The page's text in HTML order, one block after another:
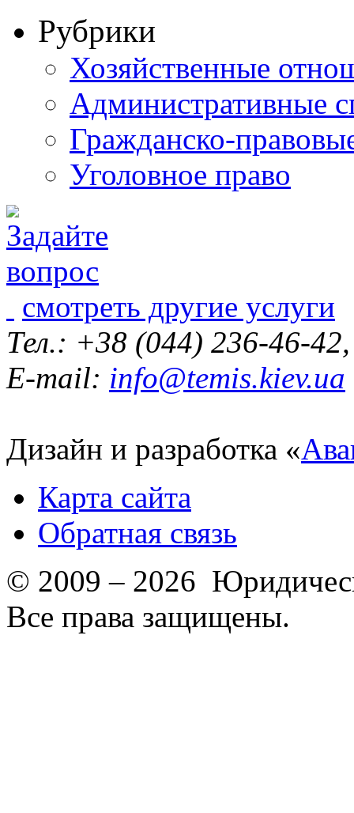
Рубрики
Хозяйственные
Административные
Гражданско-
Уголовное право
смотреть другие услуги
Тел.: +38 (044) 236-46-
E-mail: info@temis.kiev.ua
Дизайн и разработка «
Карта сайта
Обратная связь
© 2009 – 2026
Все права защищены.